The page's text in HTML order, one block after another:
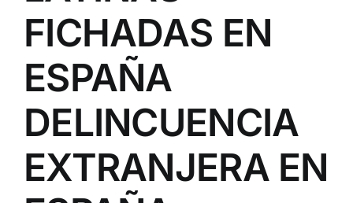
FICHADAS EN
ESPAÑA
DELINCUENCIA
EXTRANJERA EN